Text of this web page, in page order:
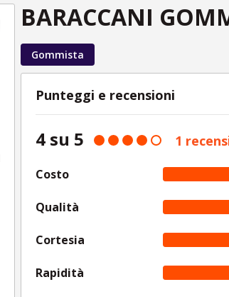
BARACCANI
Gommista
Punteggi e recensioni
4 su 5 1
Costo
Qualità
Cortesia
Rapidità